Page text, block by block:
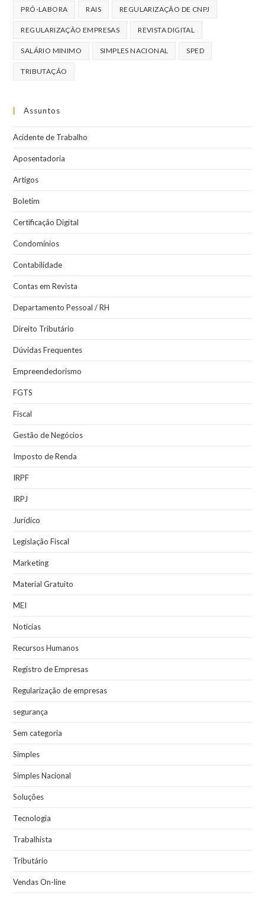
PRÓ-LABORA RAIS REGULARIZAÇÃO DE CNPJ
REGULARIZAÇÃO EMPRESAS REVISTA DIGITAL
SALÁRIO MINIMO SIMPLES NACIONAL SPED
TRIBUTAÇÃO
Assuntos
Acidente de Trabalho
Aposentadoria
Artigos
Boletim
Certificação Digital
Condomínios
Contabilidade
Contas em Revista
Departamento Pessoal / RH
Direito Tributário
Dúvidas Frequentes
Empreendedorismo
FGTS
Fiscal
Gestão de Negócios
Imposto de Renda
IRPF
IRPJ
Jurídico
Legislação Fiscal
Marketing
Material Gratuito
MEI
Notícias
Recursos Humanos
Registro de Empresas
Regularização de empresas
segurança
Sem categoria
Simples
Simples Nacional
Soluções
Tecnologia
Trabalhista
Tributário
Vendas On-line